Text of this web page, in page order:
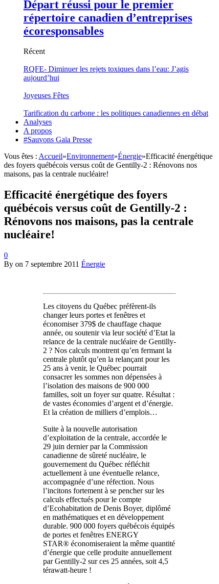
Départ réussi pour le premier
répertoire canadien d’entreprises
écoresponsables
Récent
RQFE- Diminuer les rejets toxiques dans l’eau: J’agis
aujourd’hui
Joyeuses Fêtes
Tarification du carbone : les politiques canadiennes en débat
Analyses
A propos
#Sauvons Gaïa Presse
Vous êtes : Accueil»Environnement»Énergie»Efficacité énergétique
des foyers québécois versus coût de Gentilly-2 : Rénovons nos
maisons, pas la centrale nucléaire!
Efficacité énergétique des foyers
québécois versus coût de Gentilly-2 :
Rénovons nos maisons, pas la centrale
nucléaire!
0
By on 7 septembre 2011 Énergie
Les citoyens du Québec préfèrent-ils
changer leurs portes et fenêtres et
économiser 379$ de chauffage chaque
année, ou soutenir via leur société d’Etat la
relance de la centrale nucléaire de Gentilly-
2 ? Nos calculs montrent qu’en fermant la
centrale plutôt qu’en la relançant pour les
25 ans à venir, le Québec pourrait
consacrer les sommes non dépensées à
l’isolation des maisons de 900 000
familles, soit un foyer sur quatre. Résultat :
de vastes économies d’argent et d’énergie.
Et la création de milliers d’emplois…
Suite à la nouvelle autorisation
d’exploitation de la centrale, accordée le
29 juin dernier par la Commission
canadienne de sûreté nucléaire, le
gouvernement du Québec réfléchit
actuellement à une éventuelle relance,
accompagnée d’une réfection. Nous
l’incitons fortement à se pencher sur les
calculs effectués pour le compte
d’Ecohabitation de Denis Boyer, diplômé
en mathématiques et en développement
durable. 900 000 foyers québécois équipés
de portes et fenêtres ENERGY
STAR® économiseraient la même quantité
d’énergie que celle produite annuellement
par Gentilly-2 sur ces 25 années, soit 4,5
térawatt-heure !